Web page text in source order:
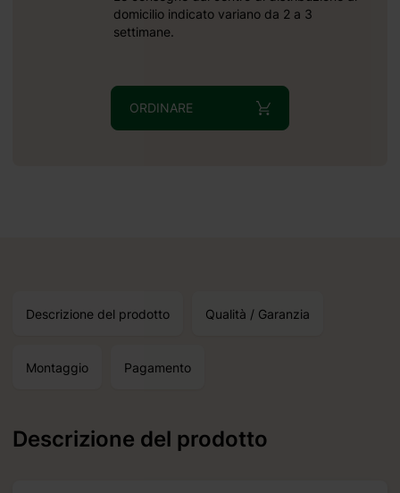
domicilio indicato variano da 2 a 3
settimane.
ORDINARE
Descrizione del prodotto Qualità / Garanzia
Montaggio Pagamento
Descrizione del prodotto